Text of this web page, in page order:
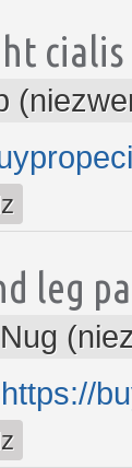
cialis
leg
https://